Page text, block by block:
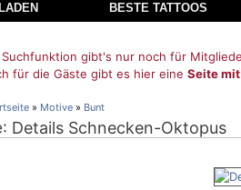
BESTE TATTOOS
Suchfunktion gibt's nur noch für
für die Gäste gibt es hier eine Seite
» Motive » Bunt
: Details Schnecken-Oktopus